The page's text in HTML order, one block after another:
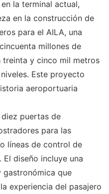
la terminal actual,
en la construcción de
para el AILA, una
millones de
treinta y cinco mil metros
Este proyecto
aeroportuaria
puertas de
para las
líneas de control de
El diseño incluye una
que
experiencia del pasajero